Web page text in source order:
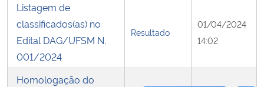
Planalto
Listagem de
classificados(as) no
Edital DAG/UFSM N.
001/2024
Resultado
01/04/2024
14:02
Homologação do